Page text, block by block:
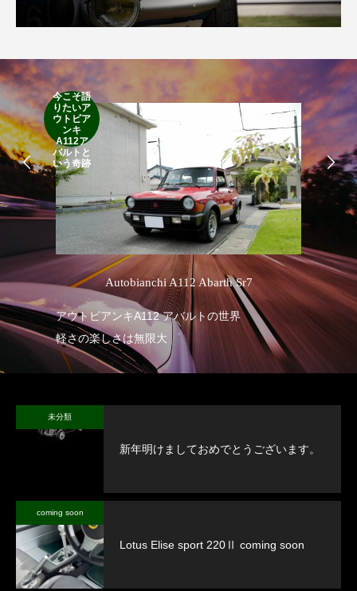
今こそ語
りたいア
ウトビア
ンキ
A112ア
バルトと
いう奇跡
Autobianchi A112 Abarth Sr7
アウトビアンキA112 アバルトの世界
軽さの楽しさは無限大
未分類
新年明けましておめでとうございます。
coming soon
Lotus Elise sport 220Ⅱ coming soon